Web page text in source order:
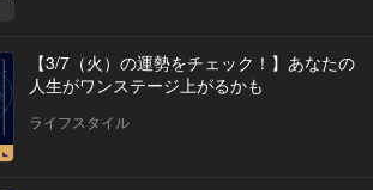
【3/7（火）の運勢をチェック！】あなたの
人生がワンステージ上がるかも
ライフスタイル